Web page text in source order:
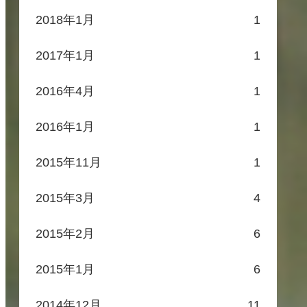
2018年1月 1
2017年1月 1
2016年4月 1
2016年1月 1
2015年11月 1
2015年3月 4
2015年2月 6
2015年1月 6